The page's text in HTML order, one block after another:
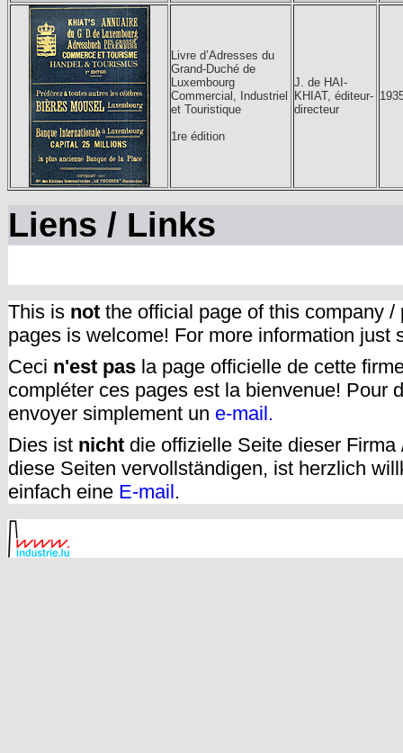
Livre d’Adresses du
Grand-Duché de
Luxembourg
Commercial, Industriel
et Touristique
1re édition
J. de HAI-
KHIAT, éditeur-
directeur
Liens / Links
This is not the official page of this company
pages is welcome! For more information just
Ceci n'est pas la page officielle de cette
compléter ces pages est la bienvenue! Pour
envoyer simplement un e-mail.
Dies ist nicht die offizielle Seite dieser
diese Seiten vervollständigen, ist herzlich
einfach eine E-mail.